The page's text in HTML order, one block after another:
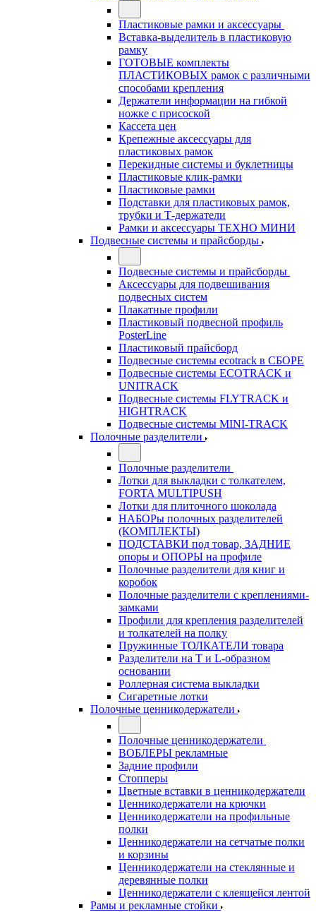
Пластиковые рамки и аксессуары
Вставка-выделитель в пластиковую
рамку
ГОТОВЫЕ комплекты
ПЛАСТИКОВЫХ рамок с различными
способами крепления
Держатели информации на гибкой
ножке с присоской
Кассета цен
Крепежные аксессуары для
пластиковых рамок
Перекидные системы и буклетницы
Пластиковые клик-рамки
Пластиковые рамки
Подставки для пластиковых рамок,
трубки и Т-держатели
Рамки и аксессуары ТЕХНО МИНИ
Подвесные системы и прайсборды
Подвесные системы и прайсборды
Аксессуары для подвешивания
подвесных систем
Плакатные профили
Пластиковый подвесной профиль
PosterLine
Пластиковый прайсборд
Подвесные системы ecotrack в СБОРЕ
Подвесные системы ECOTRACK и
UNITRACK
Подвесные системы FLYTRACK и
HIGHTRACK
Подвесные системы MINI-TRACK
Полочные разделители
Полочные разделители
Лотки для выкладки с толкателем,
FORTA MULTIPUSH
Лотки для плиточного шоколада
НАБОРы полочных разделителей
(КОМПЛЕКТЫ)
ПОДСТАВКИ под товар, ЗАДНИЕ
опоры и ОПОРЫ на профиле
Полочные разделители для книг и
коробок
Полочные разделители с креплениями-
замками
Профили для крепления разделителей
и толкателей на полку
Пружинные ТОЛКАТЕЛИ товара
Разделители на Т и L-образном
основании
Роллерная система выкладки
Сигаретные лотки
Полочные ценникодержатели
Полочные ценникодержатели
ВОБЛЕРЫ рекламные
Задние профили
Стопперы
Цветные вставки в ценникодержатели
Ценникодержатели на крючки
Ценникодержатели на профильные
полки
Ценникодержатели на сетчатые полки
и корзины
Ценникодержатели на стеклянные и
деревянные полки
Ценникодержатели с клеящейся лентой
Рамы и рекламные стойки